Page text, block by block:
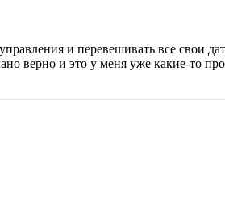
и перевешивать все свои
верно и это у меня уже какие-то